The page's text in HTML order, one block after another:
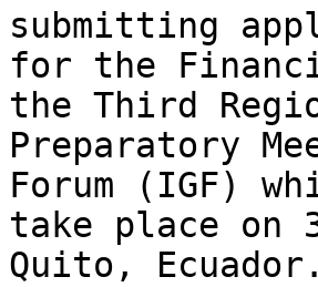
submitting
for the
the Third
Preparatory
Forum (IGF)
take place on
Quito, Ecuador.